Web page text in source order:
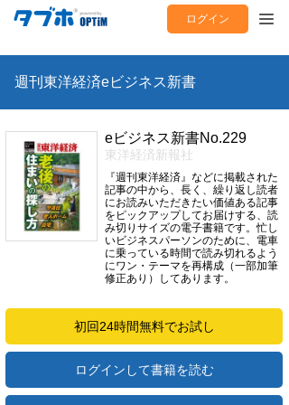
ログイン
週刊東洋経済eビジネス新書
eビジネス新書No.229
東洋経済新報社
『週刊東洋経済』などに掲載された
記事の中から、長く、繰り返し読者
にお読みいただきたい価値ある記事
をピックアップしてお届けする、読
み切りサイズの電子書籍です。忙し
いビジネスパーソンのために、電車
に乗っている時間で読み切れるよう
にワン・テーマを再構成（一部加筆
修正あり）してあります。
初回24時間無料でお試し
ログインして書籍を読む